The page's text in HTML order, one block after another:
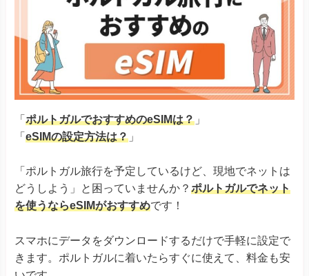
「 ポルトガルでおすすめのeSIMは？ 」
「 eSIMの設定方法は？ 」
「ポルトガル旅行を予定しているけど、現地でネットは
どうしよう」と困っていませんか？ ポルトガルでネット
を使うならeSIMがおすすめです！
スマホにデータをダウンロードするだけで手軽に設定で
きます。ポルトガルに着いたらすぐに使えて、料金も安